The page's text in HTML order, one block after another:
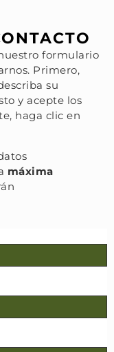
formulario
Primero,
su
y acepte los
haga clic en
máxima